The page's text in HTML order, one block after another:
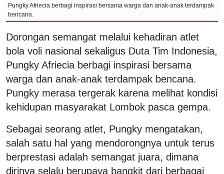
Pungky Afriecia berbagi inspirasi bersama warga dan anak-anak terdampak
bencana.
Dorongan semangat melalui kehadiran atlet
bola voli nasional sekaligus Duta Tim Indonesia,
Pungky Afriecia berbagi inspirasi bersama
warga dan anak-anak terdampak bencana.
Pungky merasa tergerak karena melihat kondisi
kehidupan masyarakat Lombok pasca gempa.
Sebagai seorang atlet, Pungky mengatakan,
salah satu hal yang mendorongnya untuk terus
berprestasi adalah semangat juara, dimana
dirinya selalu berupaya bangkit dari berbagai